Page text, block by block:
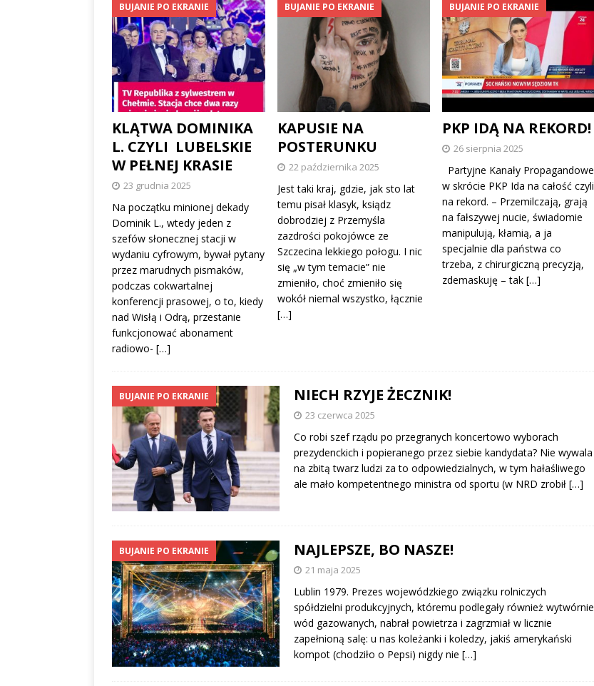
BUJANIE PO EKRANIE
KLĄTWA DOMINIKA
L. CZYLI LUBELSKIE
W PEŁNEJ KRASIE
23 grudnia 2025
Na początku minionej dekady
Dominik L., wtedy jeden z
szefów słonecznej stacji w
wydaniu cyfrowym, bywał pytany
przez marudnych pismaków,
podczas cokwartalnej
konferencji prasowej, o to, kiedy
nad Wisłą i Odrą, przestanie
funkcjonować abonament
radiowo- […]
BUJANIE PO EKRANIE
KAPUSIE NA
POSTERUNKU
22 października 2025
Jest taki kraj, gdzie, jak sto lat
temu pisał klasyk, ksiądz
dobrodziej z Przemyśla
zazdrości pokojówce ze
Szczecina lekkiego połogu. I nic
się „w tym temacie” nie
zmieniło, choć zmieniło się
wokół niemal wszystko, łącznie
[…]
BUJANIE PO EKRANIE
PKP IDĄ NA REKORD!
26 sierpnia 2025
Partyjne Kanały Propagandowe
w skrócie PKP Ida na całość czyli
na rekord. – Przemilczają, grają
na fałszywej nucie, świadomie
manipulują, kłamią, a ja
specjalnie dla państwa co
trzeba, z chirurgiczną precyzją,
zdemaskuję – tak[…]
BUJANIE PO EKRANIE NIECH RZYJE ŻECZNIK!
23 czerwca 2025
Co robi szef rządu po przegranych koncertowo wyborach
prezydenckich i popieranego przez siebie kandydata? Nie wywala
na zbitą twarz ludzi za to odpowiedzialnych, w tym hałaśliwego
ale mało kompetentnego ministra od sportu (w NRD zrobił […]
BUJANIE PO EKRANIE NAJLEPSZE, BO NASZE!
21 maja 2025
Lublin 1979. Prezes wojewódzkiego związku rolniczych
spółdzielni produkcyjnych, któremu podlegały również wytwórnie
wód gazowanych, nabrał powietrza i zagrzmiał w licznie
zapełnioną salę: u nas koleżanki i koledzy, jakiś amerykański
kompot (chodziło o Pepsi) nigdy nie […]